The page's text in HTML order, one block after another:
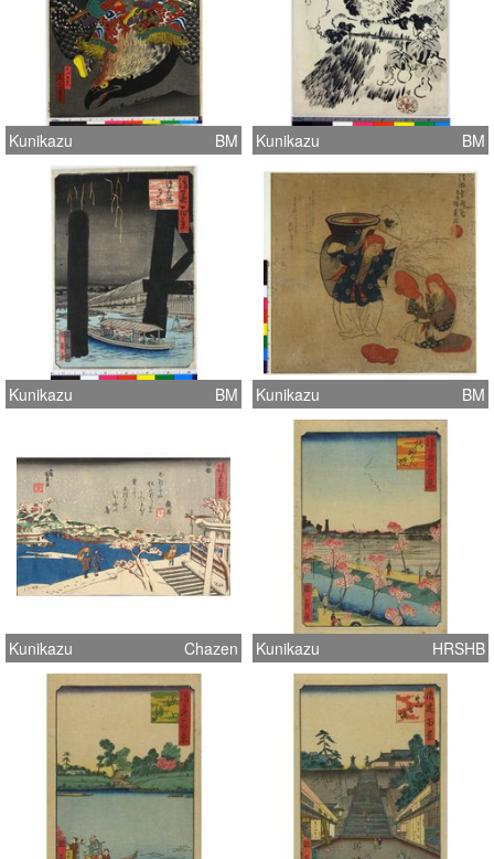
Kunikazu BM Kunikazu BM
Kunikazu BM Kunikazu BM
Kunikazu Chazen Kunikazu HRSHB